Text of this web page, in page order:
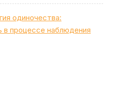
одиночества:
в процессе наблюдения